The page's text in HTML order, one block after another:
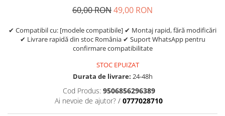
Suruburi
Suspensie
https://www.doctortrotineta.ro/camere-
https://www.doctortrotineta.ro/cauciucuri-
trotinete-electrice
60,00 RON49,00 RON
✔ Compatibil cu: [modele compatibile] ✔ Montaj rapid, fără modificări
✔ Livrare rapidă din stoc România ✔ Suport WhatsApp pentru
confirmare compatibilitate
STOC EPUIZAT
Durata de livrare: 24-48h
Cod Produs: 9506856296389
Ai nevoie de ajutor? / 0777028710